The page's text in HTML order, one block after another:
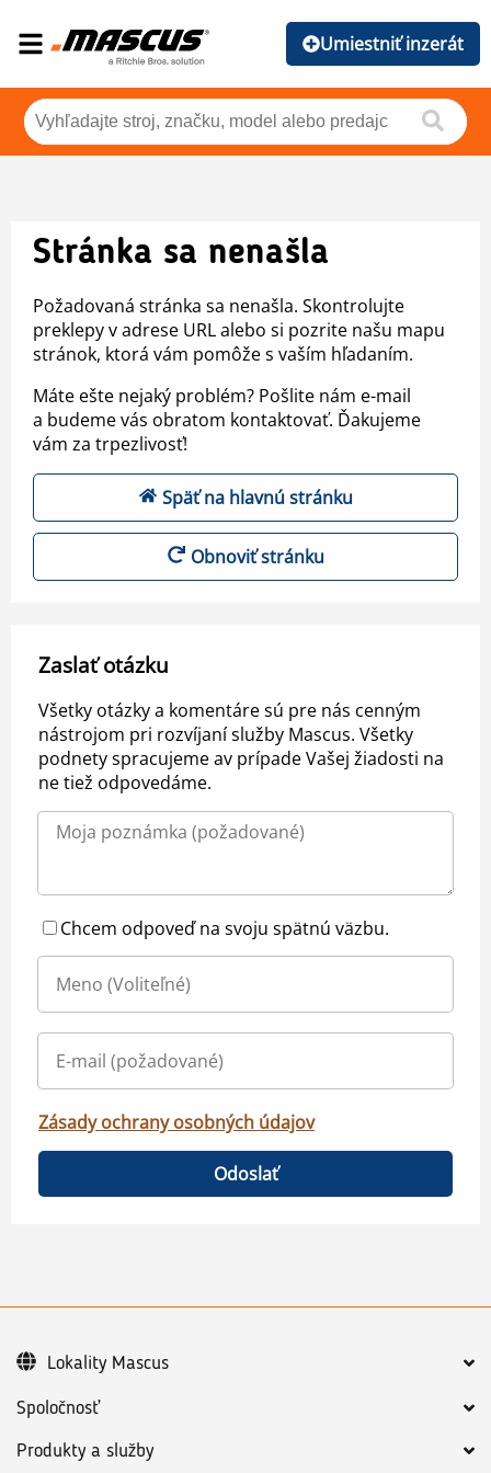
Umiestniť inzerát
Stránka sa nenašla
Požadovaná stránka sa nenašla. Skontrolujte
preklepy v adrese URL alebo si pozrite našu mapu
stránok, ktorá vám pomôže s vaším hľadaním.
Máte ešte nejaký problém? Pošlite nám e-mail
a budeme vás obratom kontaktovať. Ďakujeme
vám za trpezlivosť!
Späť na hlavnú stránku
Obnoviť stránku
Zaslať otázku
Všetky otázky a komentáre sú pre nás cenným
nástrojom pri rozvíjaní služby Mascus. Všetky
podnety spracujeme av prípade Vašej žiadosti na
ne tiež odpovedáme.
Chcem odpoveď na svoju spätnú väzbu.
Zásady ochrany osobných údajov
Odoslať
Spoločnosť
Produkty a služby
Lokality Mascus